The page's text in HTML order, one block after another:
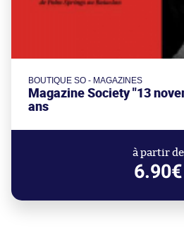
BOUTIQUE SO - MAGAZINES
Magazine Society "13
ans
à partir de
6.90€